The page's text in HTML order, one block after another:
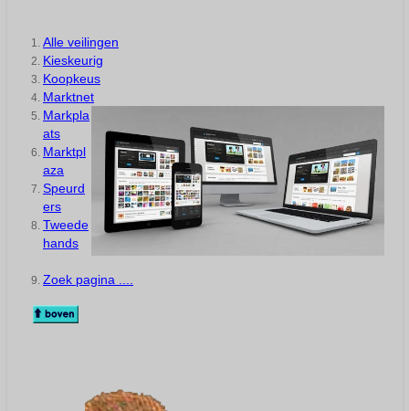
Alle veilingen
Kieskeurig
Koopkeus
Marktnet
Markpla
ats
Marktpl
aza
Speurd
ers
Tweede
hands
Zoek pagina ....